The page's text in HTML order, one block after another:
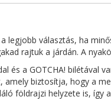
legjobb választás, ha
rajtuk a járdán. A
és a GOTCHA! bilétával
biztosítja, hogy a
földrajzi helyzete is, így